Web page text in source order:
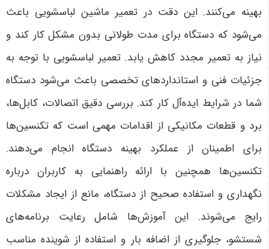
بهینه می‌کنند. این دقت در تعمیر ماشین لباسشویی باعث
می‌شود که دستگاه برای مدت طولانی بدون مشکل کار کند و
نیاز به تعمیر مجدد کاهش یابد. تعمیر لباسشویی با توجه به
جزئیات فنی و استانداردهای تخصصی باعث می‌شود دستگاه
شما در شرایط ایده‌آل کار کند. بررسی دقیق اتصالات، کابل‌ها،
برد و قطعات مکانیکی از اقدامات مهمی است که تکنسین‌ها
برای اطمینان از عملکرد بهینه دستگاه انجام می‌دهند.
تکنسین‌ها همچنین با ارائه راهنمایی به کاربران درباره
نگهداری و استفاده صحیح از دستگاه، مانع از ایجاد مشکلات
رایج می‌شوند. این آموزش‌ها شامل رعایت برنامه‌های
شستشو، جلوگیری از اضافه بار و استفاده از شوینده مناسب